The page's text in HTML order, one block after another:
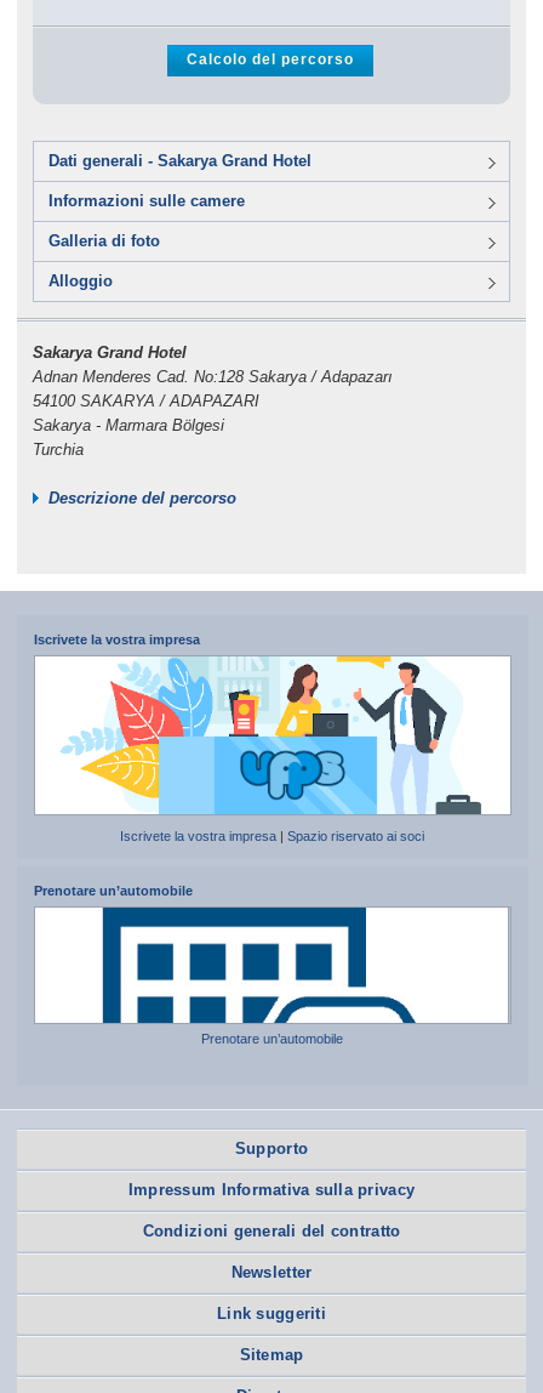
Dati generali - Sakarya Grand Hotel
Informazioni sulle camere
Galleria di foto
Alloggio
Sakarya Grand Hotel
Adnan Menderes Cad. No:128 Sakarya / Adapazarı
54100 SAKARYA / ADAPAZARI
Sakarya - Marmara Bölgesi
Turchia
Descrizione del percorso
Iscrivete la vostra impresa
Iscrivete la vostra impresa |Spazio riservato ai soci
Prenotare un’automobile
Prenotare un’automobile
Supporto
Impressum Informativa sulla privacy
Condizioni generali del contratto
Newsletter
Link suggeriti
Sitemap